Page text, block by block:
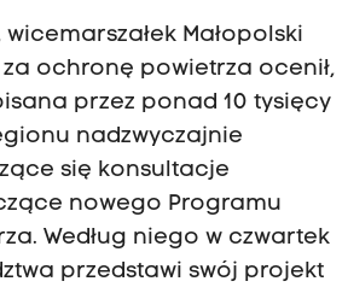
Małopolski
ochronę powietrza ocenił,
przez ponad 10 tysięcy
nadzwyczajnie
się konsultacje
nowego Programu
Według niego w czwartek
przedstawi swój projekt